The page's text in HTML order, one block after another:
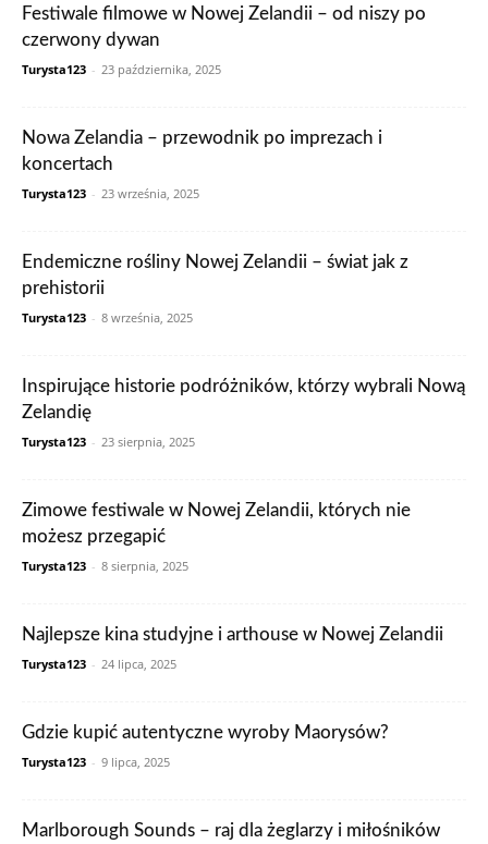
Festiwale filmowe w Nowej Zelandii – od niszy po
czerwony dywan
Turysta123 - 23 października, 2025
Nowa Zelandia – przewodnik po imprezach i
koncertach
Turysta123 - 23 września, 2025
Endemiczne rośliny Nowej Zelandii – świat jak z
prehistorii
Turysta123 - 8 września, 2025
Inspirujące historie podróżników, którzy wybrali Nową
Zelandię
Turysta123 - 23 sierpnia, 2025
Zimowe festiwale w Nowej Zelandii, których nie
możesz przegapić
Turysta123 - 8 sierpnia, 2025
Najlepsze kina studyjne i arthouse w Nowej Zelandii
Turysta123 - 24 lipca, 2025
Gdzie kupić autentyczne wyroby Maorysów?
Turysta123 - 9 lipca, 2025
Marlborough Sounds – raj dla żeglarzy i miłośników